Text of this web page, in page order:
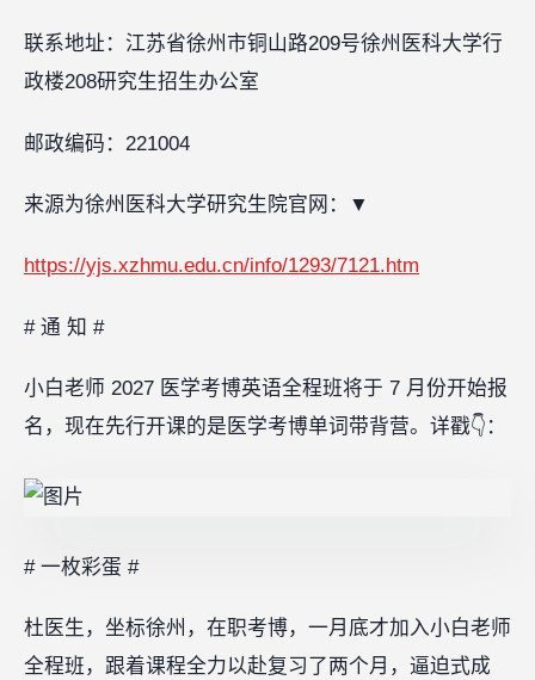
联系地址：江苏省徐州市铜山路209号徐州医科大学行
政楼208研究生招生办公室
邮政编码：221004
来源为徐州医科大学研究生院官网：▼
https://yjs.xzhmu.edu.cn/info/1293/7121.htm
# 通 知 #
小白老师 2027 医学考博英语全程班将于 7 月份开始报
名，现在先行开课的是医学考博单词带背营。详戳👇：
# 一枚彩蛋 #
杜医生，坐标徐州，在职考博，一月底才加入小白老师
全程班，跟着课程全力以赴复习了两个月，逼迫式成